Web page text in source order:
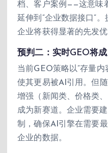
档、客户案例——这意味
延伸到”企业数据接口”
企业将获得显著的先发优
预判二：实时GEO将
当前GEO策略以”存量
使其更易被AI引用。但
增强（新闻类、价格类
成为新赛道。企业需要
制，确保AI引擎在需要
企业的数据。